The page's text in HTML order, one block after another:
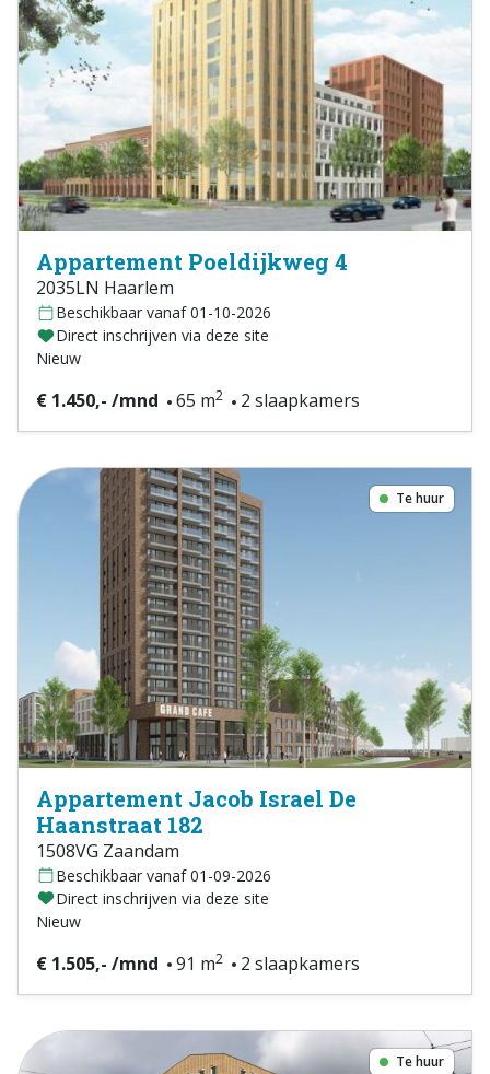
Appartement Poeldijkweg 4
2035LN Haarlem
Beschikbaar vanaf 01-10-2026
Direct inschrijven via deze site
Nieuw
€ 1.450,- /mnd 65 m2 2 slaapkamers
Te huur
Appartement Jacob Israel De
Haanstraat 182
1508VG Zaandam
Beschikbaar vanaf 01-09-2026
Direct inschrijven via deze site
Nieuw
€ 1.505,- /mnd 91 m2 2 slaapkamers
Te huur